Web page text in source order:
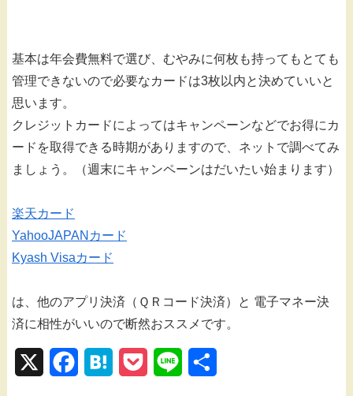
基本は年会費無料で選び、むやみに何枚も持ってもとても
管理できないので必要なカードは3枚以内と決めていいと
思います。
クレジットカードによってはキャンペーンなどでお得にカ
ードを取得できる時期がありますので、ネットで調べてみ
ましょう。（週末にキャンペーンはだいたい始まります）
楽天カード
YahooJAPANカード
Kyash Visaカード
は、他のアプリ決済（ＱＲコード決済）と 電子マネー決
済に相性がいいので断然おススメです。